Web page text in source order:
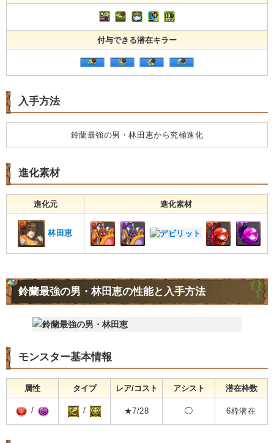
付与できる潜在キラー
入手方法
鈴蘭最強の男・林田恵から究極進化
進化素材
進化元 進化素材
林田恵
鈴蘭最強の男・林田恵の性能と入手方法
モンスター基本情報
属性 タイプ レア/コスト アシスト 潜在枠数
/ / ★7/28 ◯ 6枠潜在